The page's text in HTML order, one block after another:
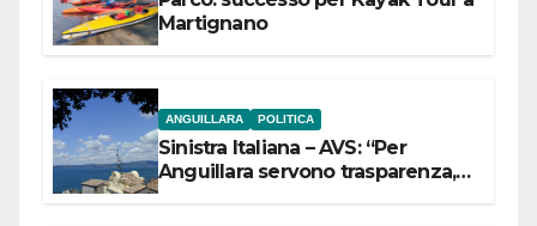
Martignano
ANGUILLARA POLITICA
Sinistra Italiana – AVS: “Per
Anguillara servono trasparenza,